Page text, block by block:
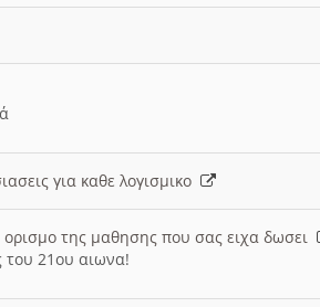
για καθε λογισμικο
ορισμο της μαθησης που σας ειχα δωσει
του 21ου αιωνα!